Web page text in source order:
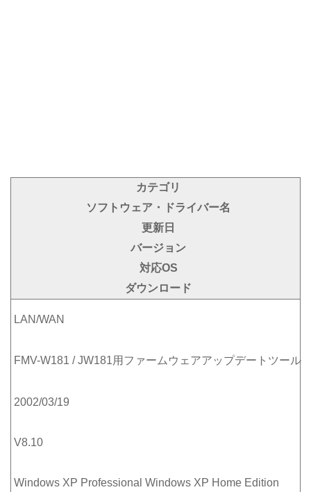
カテゴリ
ソフトウェア・ドライバー名
更新日
バージョン
対応OS
ダウンロード
LAN/WAN
FMV-W181 / JW181用ファームウェアアップデートツール
2002/03/19
V8.10
Windows XP Professional Windows XP Home Edition